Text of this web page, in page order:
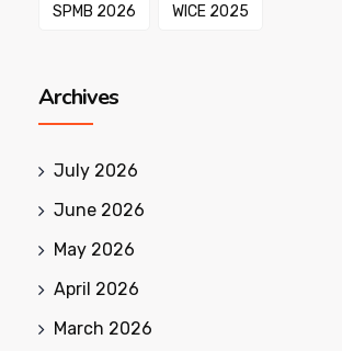
SPMB 2026 WICE 2025
Archives
July 2026
June 2026
May 2026
April 2026
March 2026